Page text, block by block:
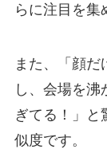
らに注目を集
また、「顔
し、会場を
ぎてる！」と
似度です。